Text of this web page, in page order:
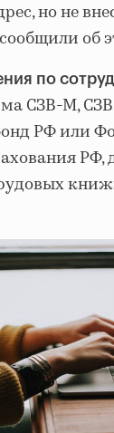
но не
об
по
СЗВ-М,
РФ или
РФ,